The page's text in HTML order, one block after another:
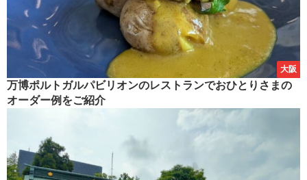
大阪
万博ポルトガルパビリオンのレストランでおひとりさまの
オーダー例をご紹介